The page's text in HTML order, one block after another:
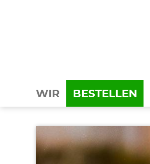
WIR
BESTELLEN
BEILAGEN